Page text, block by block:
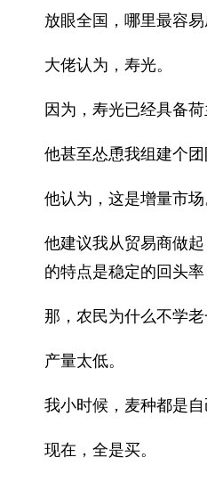
放眼全国，哪里最容
大佬认为，寿光。
因为，寿光已经具备
他甚至怂恿我组建个团
他认为，这是增量市场
他建议我从贸易商做
的特点是稳定的回头
那，农民为什么不学
产量太低。
我小时候，麦种都是自
现在，全是买。